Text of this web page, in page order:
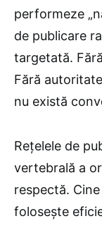
performeze
de publicare
targetată.
Fără
nu există
Rețelele de
vertebrală a
respectă.
folosește